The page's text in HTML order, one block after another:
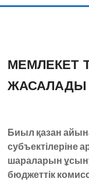
МЕМЛЕКЕТ
ЖАСАЛАДЫ
Биыл қазан
субъектілеріне
шараларын
бюджеттік